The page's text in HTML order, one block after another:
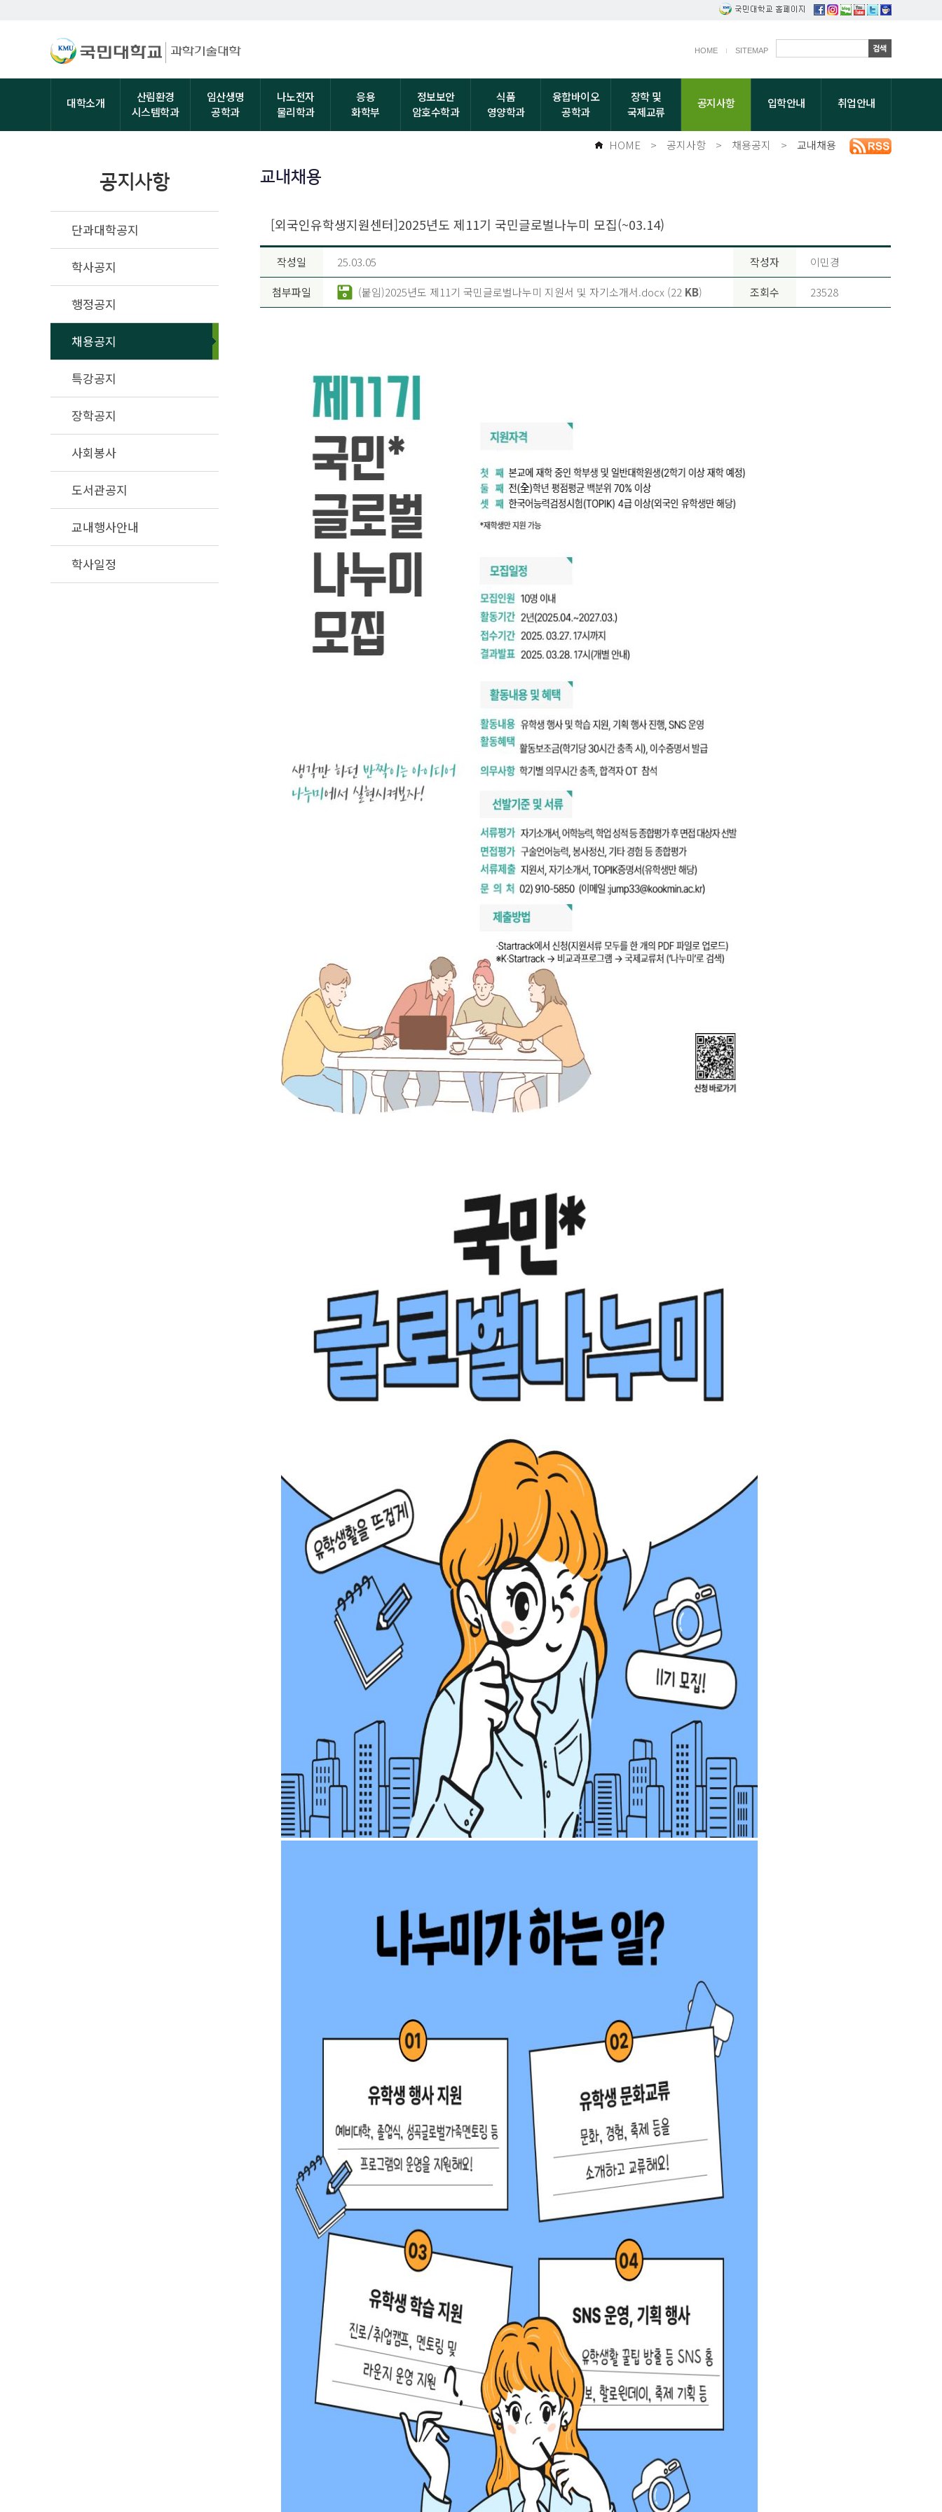
HOME SITEMAP
대학소개
산림환경
시스템학과
임산생명
공학과
나노전자
물리학과
응용
화학부
정보보안
암호수학과
식품
영양학과
융합바이오
공학과
장학 및
국제교류
공지사항 입학안내 취업안내
HOME > 공지사항 > 채용공지 > 교내채용
공지사항
단과대학공지
학사공지
행정공지
채용공지
특강공지
장학공지
사회봉사
도서관공지
교내행사안내
학사일정
교내채용
[외국인유학생지원센터]2025년도 제11기 국민글로벌나누미 모집(~03.14)
작성일 25.03.05 작성자 이민경
첨부파일 (붙임)2025년도 제11기 국민글로벌나누미 지원서 및 자기소개서.docx (22 KB) 조회수 23528